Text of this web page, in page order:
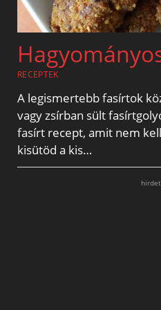
RECEPTEK
A legismertebb fasírtok
vagy zsírban sült
fasírt recept, amit nem
kisütöd a kis…